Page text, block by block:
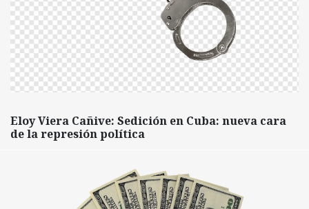
Eloy Viera Cañive: Sedición en Cuba: nueva cara
de la represión política